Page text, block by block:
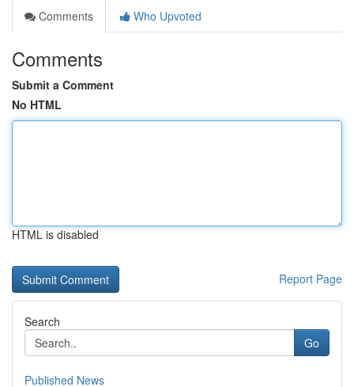
Comments
Who Upvoted
Comments
Submit a Comment
No HTML
HTML is disabled
Report Page
Search
Go
Published News